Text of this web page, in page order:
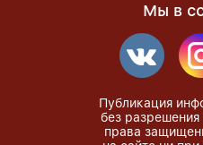
Мы в
Публикация
без
права